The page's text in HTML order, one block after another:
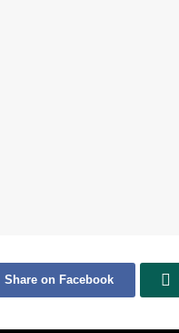
Share on Facebook